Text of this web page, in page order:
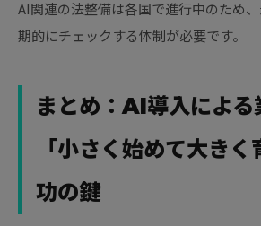
AI関連の法整備は各国で進行中のため
期的にチェックする体制が必要です。
まとめ：AI導入による
「小さく始めて大き
功の鍵